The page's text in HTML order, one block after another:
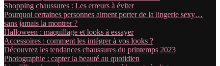
Shopping chaussures : Les erreurs à éviter
Pourquoi certaines personnes aiment porter de la lingerie sexy…
sans jamais la montrer ?
Halloween : maquillage et looks à essayer
Accessoires : comment les intégrer à vos looks ?
Découvrez les tendances chaussures du printemps 2023
Photographie : capter la beauté au quotidien